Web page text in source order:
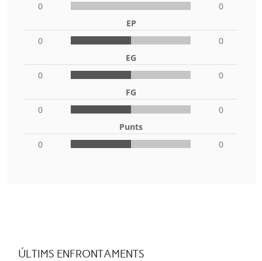
0
0
EP
0
0
EG
0
0
FG
0
0
Punts
0
0
ÚLTIMS ENFRONTAMENTS